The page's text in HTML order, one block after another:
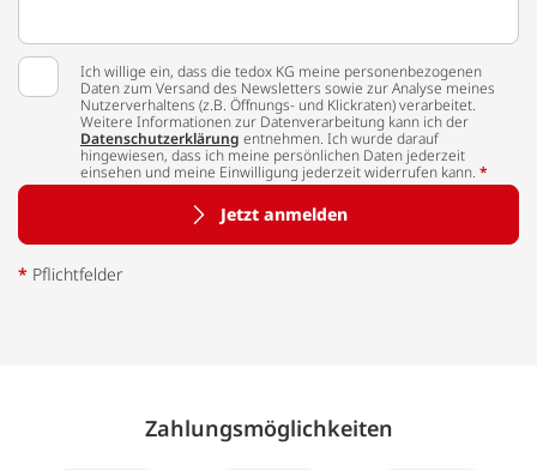
Ich willige ein, dass die tedox KG meine personenbezogenen
Daten zum Versand des Newsletters sowie zur Analyse meines
Nutzerverhaltens (z.B. Öffnungs- und Klickraten) verarbeitet.
Weitere Informationen zur Datenverarbeitung kann ich der
Datenschutzerklärung entnehmen. Ich wurde darauf
hingewiesen, dass ich meine persönlichen Daten jederzeit
einsehen und meine Einwilligung jederzeit widerrufen kann. *
Jetzt anmelden
* Pflichtfelder
Zahlungs­möglich­keiten